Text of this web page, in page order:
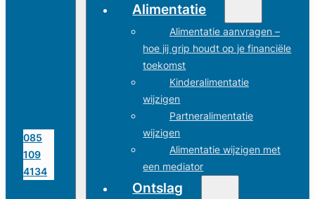
085
109
4134
Alimentatie
Alimentatie aanvragen –
hoe jij grip houdt op je financiële
toekomst
Kinderalimentatie
wijzigen
Partneralimentatie
wijzigen
Alimentatie wijzigen met
een mediator
Ontslag